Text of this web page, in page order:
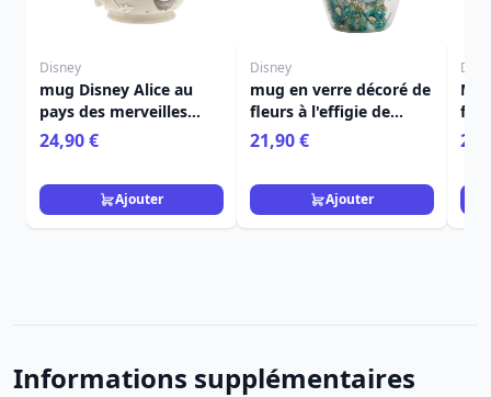
Disney
mug Disney Alice au
pays des merveilles
Lapin Blanc
24,90 €
Ajouter
Disney
mug en verre décoré de
fleurs à l'effigie de
Cendrillon, princesse
Disney
21,90 €
Ajouter
Informations supplémentaires